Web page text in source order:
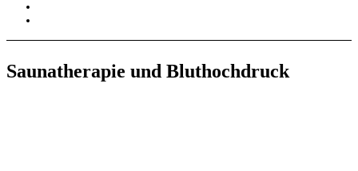
Saunatherapie und Bluthochdruck